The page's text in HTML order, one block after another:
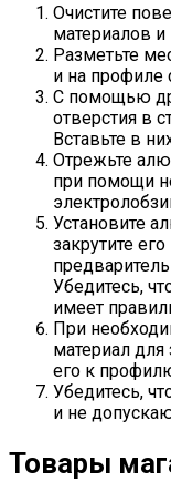
Очистите
материалов и
Разметьте
и на профиле
С помощью
отверстия в
Вставьте в
Отрежьте
при помощи
Установите
закрутите
Убедитесь,
имеет
При
материал для
его к
Убедитесь,
и не
Товары